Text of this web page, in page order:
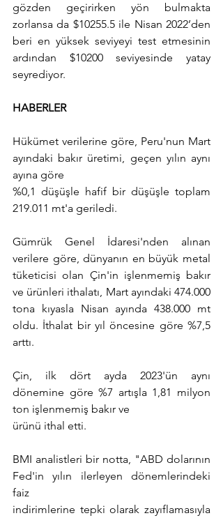
gözden geçirirken yön bulmakta
zorlansa da $10255.5 ile Nisan 2022’den
beri en yüksek seviyeyi test etmesinin
ardından $10200 seviyesinde yatay
seyrediyor.
HABERLER
Hükümet verilerine göre, Peru'nun Mart
ayındaki bakır üretimi, geçen yılın aynı
ayına göre
%0,1 düşüşle hafif bir düşüşle toplam
219.011 mt'a geriledi.
Gümrük Genel İdaresi'nden alınan
verilere göre, dünyanın en büyük metal
tüketicisi olan Çin'in işlenmemiş bakır
ve ürünleri ithalatı, Mart ayındaki 474.000
tona kıyasla Nisan ayında 438.000 mt
oldu. İthalat bir yıl öncesine göre %7,5
arttı.
Çin, ilk dört ayda 2023'ün aynı
dönemine göre %7 artışla 1,81 milyon
ton işlenmemiş bakır ve
ürünü ithal etti.
BMI analistleri bir notta, "ABD dolarının
Fed'in yılın ilerleyen dönemlerindeki
faiz
indirimlerine tepki olarak zayıflamasıyla